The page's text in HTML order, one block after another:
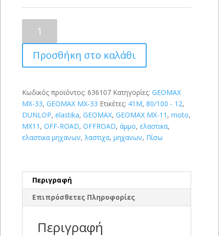
GEOMAX
MX-
80/100-
(41M)
ποσότητα
Προσθήκη στο καλάθι
Κωδικός προϊόντος: 636107 Κατηγορίες: GEOMAX
MX-33, GEOMAX MX-33 Ετικέτες: 41M, 80/100 - 12,
DUNLOP, elastika, GEOMAX, GEOMAX MX-11 , moto,
MX11 , OFF-ROAD, OFFROAD, άμμο, ελαστικα,
ελαστικα μηχανων, λαστιχα, μηχανων, Πίσω
Περιγραφή
Επιπρόσθετες Πληροφορίες
Περιγραφή